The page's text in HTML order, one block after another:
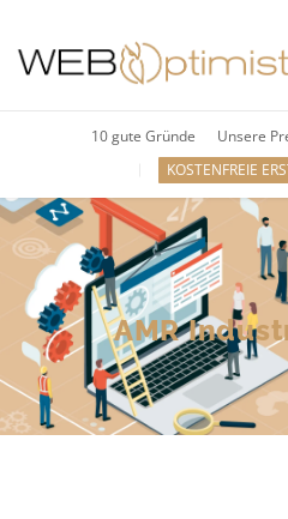
10 gute Gründe Unsere
KOSTENFREIE
AMR